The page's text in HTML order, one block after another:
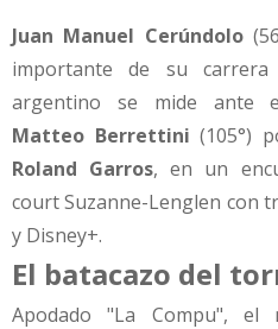
Juan Manuel Cerúndolo
importante de su
argentino se mide ante
Matteo Berrettini (105°)
Roland Garros, en un
court Suzanne-Lenglen con
y Disney+.
El batacazo del
Apodado "La Compu", el